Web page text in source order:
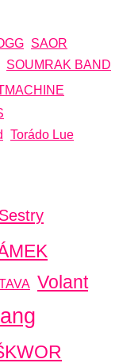
SAOR
SOUMRAK BAND
Torádo Lue
Volant